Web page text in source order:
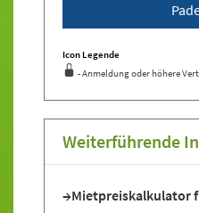
Icon Legende
- Anmeldung oder höhere
Weiterführende
Mietpreiskalkulator